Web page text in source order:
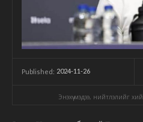
Published: 2024-11-26
Энэхүү мэдээ, нийтлэлийг